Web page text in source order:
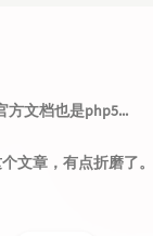
方文档也是php5...
文章，有点折磨了。